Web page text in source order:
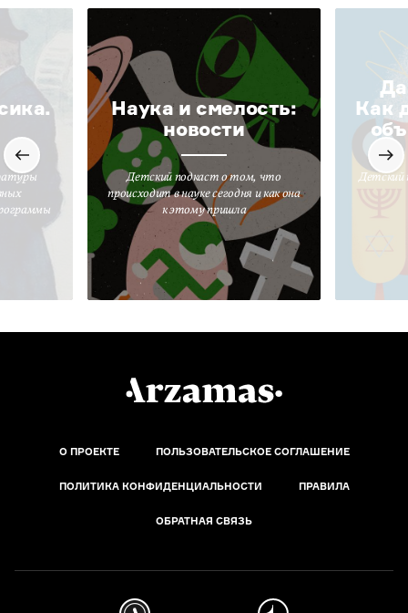
Наука и смелость:
новости
Детский подкаст о том, что
происходит в науке сегодня и как она
к этому пришла
Да
Как
Детский
О ПРОЕКТЕ ПОЛЬЗОВАТЕЛЬСКОЕ СОГЛАШЕНИЕ
ПОЛИТИКА КОНФИДЕНЦИАЛЬНОСТИ ПРАВИЛА
ОБРАТНАЯ СВЯЗЬ